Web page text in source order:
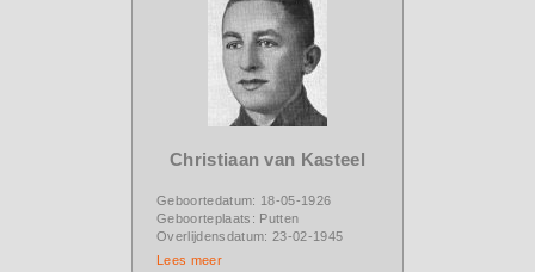
Christiaan van Kasteel
Geboortedatum: 18-05-1926
Geboorteplaats: Putten
Overlijdensdatum: 23-02-1945
Lees meer